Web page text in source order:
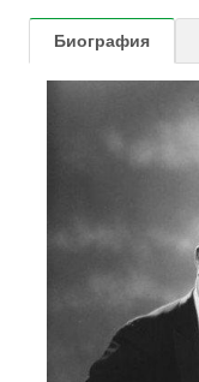
Биография